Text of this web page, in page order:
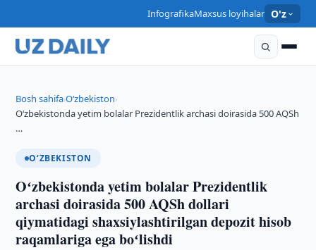
InfografikaMaxsus loyihalar O'z
Bosh sahifa›O‘zbekiston›
Oʻzbekistonda yetim bolalar Prezidentlik archasi doirasida 500 AQSh
…
O‘ZBEKISTON
Oʻzbekistonda yetim bolalar Prezidentlik
archasi doirasida 500 AQSh dollari
qiymatidagi shaxsiylashtirilgan depozit hisob
raqamlariga ega boʻlishdi